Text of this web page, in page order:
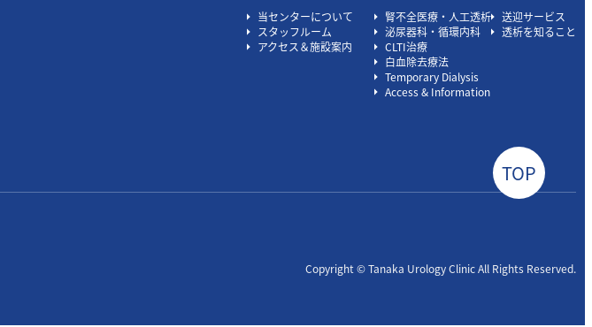
当センターについて
スタッフルーム
アクセス＆施設案内
腎不全医療・人工透析
泌尿器科・循環内科
CLTI治療
白血除去療法
Temporary Dialysis
Access & Information
送迎サービス
透析を知ること
Copyright © Tanaka Urology Clinic All Rights Reserved.
TOP